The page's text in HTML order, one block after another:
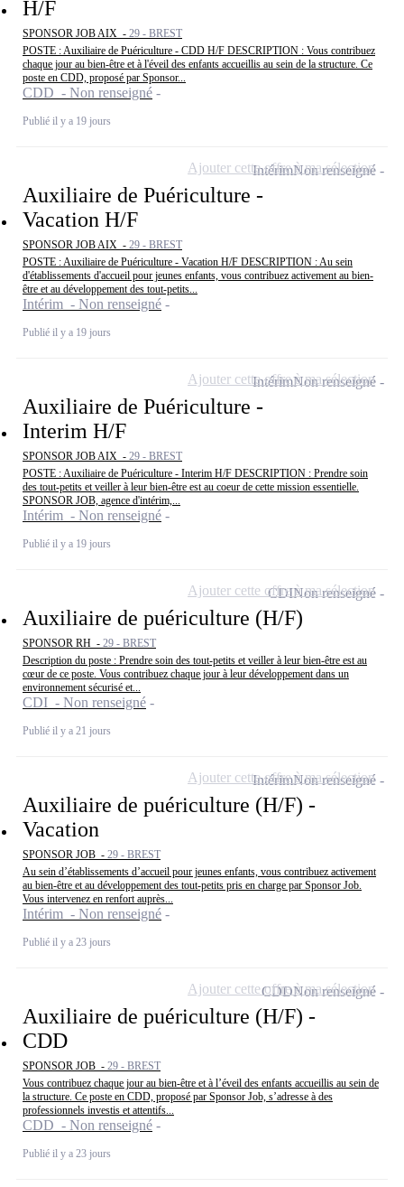
H/F
SPONSOR JOB AIX - 29 - BREST
POSTE : Auxiliaire de Puériculture - CDD H/F DESCRIPTION : Vous contribuez
chaque jour au bien-être et à l'éveil des enfants accueillis au sein de la structure. Ce
poste en CDD, proposé par Sponsor...
CDD - Non renseigné
Publié il y a 19 jours
Auxiliaire de Puériculture -
Vacation H/F
SPONSOR JOB AIX - 29 - BREST
POSTE : Auxiliaire de Puériculture - Vacation H/F DESCRIPTION : Au sein
d'établissements d'accueil pour jeunes enfants, vous contribuez activement au bien-
être et au développement des tout-petits...
Intérim - Non renseigné
Publié il y a 19 jours
IntérimNon renseigné
Ajouter cette offre à ma sélection
Auxiliaire de Puériculture -
Interim H/F
SPONSOR JOB AIX - 29 - BREST
POSTE : Auxiliaire de Puériculture - Interim H/F DESCRIPTION : Prendre soin
des tout-petits et veiller à leur bien-être est au coeur de cette mission essentielle.
SPONSOR JOB, agence d'intérim,...
Intérim - Non renseigné
Publié il y a 19 jours
IntérimNon renseigné
Ajouter cette offre à ma sélection
Auxiliaire de puériculture (H/F)
SPONSOR RH - 29 - BREST
Description du poste : Prendre soin des tout-petits et veiller à leur bien-être est au
cœur de ce poste. Vous contribuez chaque jour à leur développement dans un
environnement sécurisé et...
CDI - Non renseigné
Publié il y a 21 jours
CDINon renseigné
Ajouter cette offre à ma sélection
Auxiliaire de puériculture (H/F) -
Vacation
SPONSOR JOB - 29 - BREST
Au sein d’établissements d’accueil pour jeunes enfants, vous contribuez activement
au bien-être et au développement des tout-petits pris en charge par Sponsor Job.
Vous intervenez en renfort auprès...
Intérim - Non renseigné
Publié il y a 23 jours
IntérimNon renseigné
Ajouter cette offre à ma sélection
Auxiliaire de puériculture (H/F) -
CDD
SPONSOR JOB - 29 - BREST
Vous contribuez chaque jour au bien-être et à l’éveil des enfants accueillis au sein de
la structure. Ce poste en CDD, proposé par Sponsor Job, s’adresse à des
professionnels investis et attentifs...
CDD - Non renseigné
Publié il y a 23 jours
CDDNon renseigné
Ajouter cette offre à ma sélection